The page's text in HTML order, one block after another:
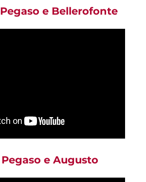
Pegaso e Bellerofonte
Pegaso e Augusto